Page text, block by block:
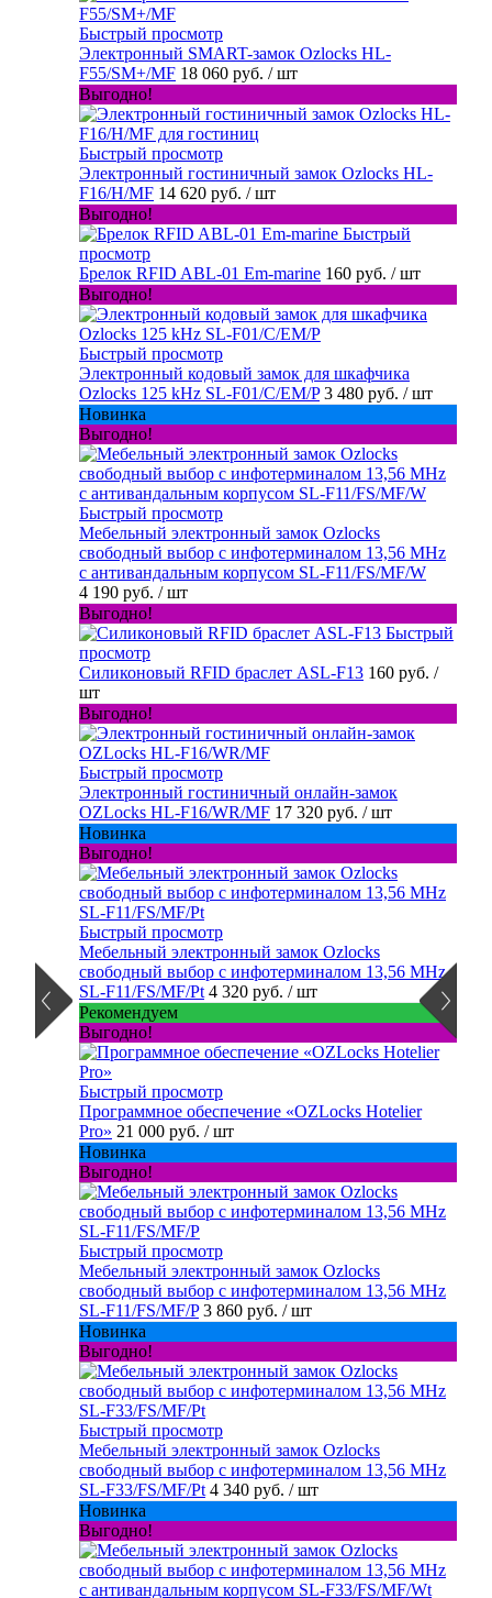
Быстрый просмотр
Электронный SMART-замок Ozlocks HL-
F55/SM+/MF 18 060 руб. / шт
Выгодно!
Быстрый просмотр
Электронный гостиничный замок Ozlocks HL-
F16/H/MF 14 620 руб. / шт
Выгодно!
Быстрый
просмотр
Брелок RFID ABL-01 Em-marine 160 руб. / шт
Выгодно!
Быстрый просмотр
Электронный кодовый замок для шкафчика
Ozlocks 125 kHz SL-F01/C/EM/P 3 480 руб. / шт
Новинка
Выгодно!
Быстрый просмотр
Мебельный электронный замок Ozlocks
свободный выбор с инфотерминалом 13,56 MHz
с антивандальным корпусом SL-F11/FS/MF/W
4 190 руб. / шт
Выгодно!
Быстрый
просмотр
Силиконовый RFID браслет ASL-F13 160 руб. /
шт
Выгодно!
Быстрый просмотр
Электронный гостиничный онлайн-замок
OZLocks HL-F16/WR/MF 17 320 руб. / шт
Новинка
Выгодно!
Быстрый просмотр
Мебельный электронный замок Ozlocks
свободный выбор с инфотерминалом 13,56 MHz
SL-F11/FS/MF/Pt 4 320 руб. / шт
Рекомендуем
Выгодно!
Быстрый просмотр
Программное обеспечение «OZLocks Hotelier
Pro» 21 000 руб. / шт
Новинка
Выгодно!
Быстрый просмотр
Мебельный электронный замок Ozlocks
свободный выбор с инфотерминалом 13,56 MHz
SL-F11/FS/MF/P 3 860 руб. / шт
Новинка
Выгодно!
Быстрый просмотр
Мебельный электронный замок Ozlocks
свободный выбор с инфотерминалом 13,56 MHz
SL-F33/FS/MF/Pt 4 340 руб. / шт
Новинка
Выгодно!